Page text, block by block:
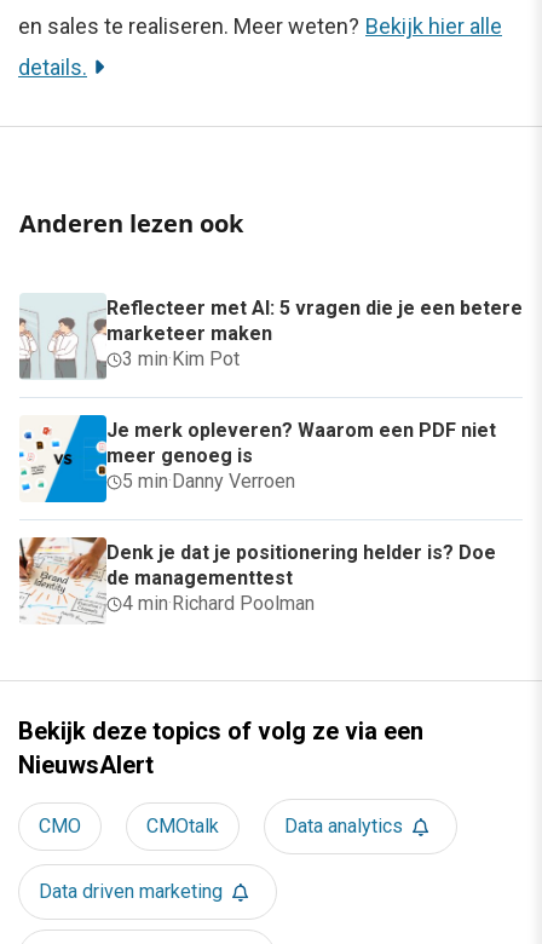
en sales te realiseren. Meer weten? Bekijk hier alle
details.
Anderen lezen ook
Reflecteer met AI: 5 vragen die je een betere
marketeer maken
3 min·Kim Pot
Je merk opleveren? Waarom een PDF niet
meer genoeg is
5 min·Danny Verroen
Denk je dat je positionering helder is? Doe
de managementtest
4 min·Richard Poolman
Bekijk deze topics of volg ze via een
NieuwsAlert
CMO CMOtalk Data analytics
Data driven marketing